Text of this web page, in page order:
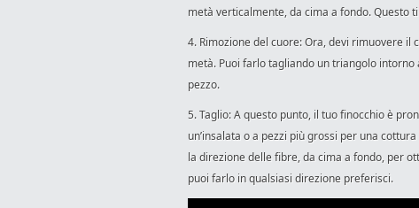
metà verticalmente, da cima a fondo. Questo
4. Rimozione del cuore: Ora, devi rimuovere
metà. Puoi farlo tagliando un triangolo
pezzo.
5. Taglio: A questo punto, il tuo finocchio è
un’insalata o a pezzi più grossi per una
la direzione delle fibre, da cima a fondo, per
puoi farlo in qualsiasi direzione preferisci.